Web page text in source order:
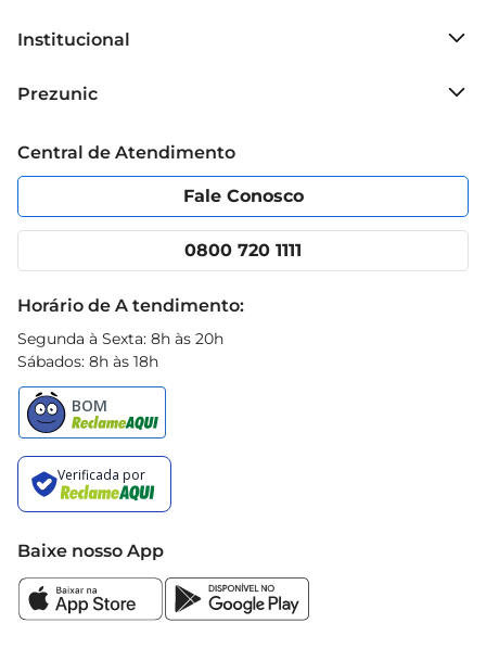
Institucional
Grupo Cencosud
Política de Privacidade
Portal do fornecedor
Cencosud Media
Prezunic
Código de Ética
App Prezunic
Central de Atendimento
Fale Conosco
0800 720 1111
Horário de A tendimento:
Segunda à Sexta: 8h às 20h
Sábados: 8h às 18h
Baixe nosso App